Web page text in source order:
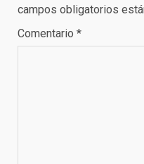
campos obligatorios
Comentario *